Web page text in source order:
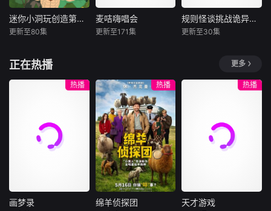
渊教暗中作乱，妄
图冲破禁锢重启浩
劫。身负宿命的裴
仇与救世之路。身
怀玄阴体的炼丹师
柳烟，与他从交易
手历练，共习绝世
功法，并肩对抗邪
恶势力，以少年之
日常中擦出种种火
花。
迷你小洞玩创造第五季
重新来到新关卡，
这一次，大家遇到
的挑战更多，碰到
迷你小洞玩创造第五季
更新至80集
麦咭嗨唱会
以生动演绎、趣味
互动和亮眼舞台表
现，将AI创作的旋
律转化为感染力十
足的视听盛宴，不
仅传递快乐能量，
更致力于孵化孩子
们循环哼唱的儿歌
爆款，让科技与童
真在歌声中碰撞出
奇妙火
麦咭嗨唱会
更新至171集
规则怪谈挑战诡异世界 规则怪谈挑战诡异世界
更新至30集
正在热播 更多
热播
画梦录
画梦录
热播
绵羊侦探团
绵羊侦探团
热播
天才游戏
天才游戏